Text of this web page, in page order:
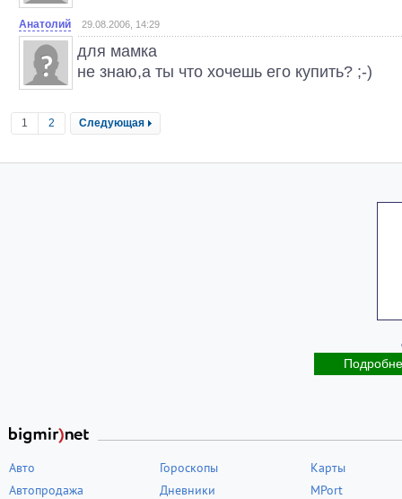
Анатолий 29.08.2006, 14:29
для мамка
не знаю,а ты что хочешь его купить? ;-)
1 2 Следующая
Авто
Автопродажа
Гороскопы
Дневники
Карты
MPort